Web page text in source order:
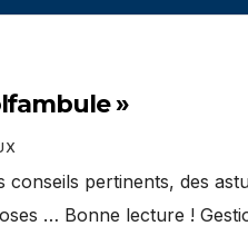
»
pertinents, des
… Bonne lecture !